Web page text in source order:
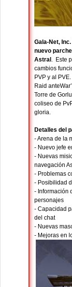
Gala-Net,
nuevo
Astral . Este
cambios
PVP y al
Raid
Torre de
coliseo de
gloria.
Detalles del
- Arena de la
- Nuevo jefe
- Nuevas
navegación
- Problemas
- Posibilidad
- Información
personajes
- Capacidad
del chat
- Nuevas
- Mejoras en